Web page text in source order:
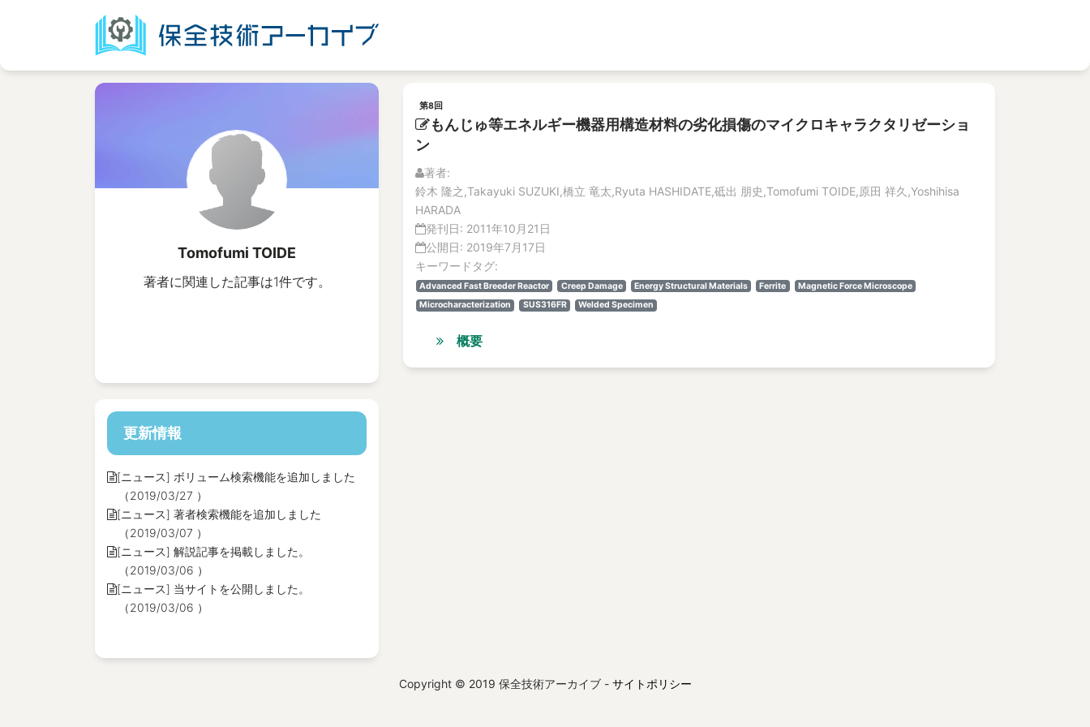
Tomofumi TOIDE
著者に関連した記事は1件です。
更新情報
[ニュース] ボリューム検索機能を追加しました
（2019/03/27 ）
[ニュース] 著者検索機能を追加しました
（2019/03/07 ）
[ニュース] 解説記事を掲載しました。
（2019/03/06 ）
[ニュース] 当サイトを公開しました。
（2019/03/06 ）
第8回
もんじゅ等エネルギー機器用構造材料の劣化損傷のマイクロキャラクタリゼーショ
ン
著者:
鈴木 隆之,Takayuki SUZUKI,橋立 竜太,Ryuta HASHIDATE,砥出 朋史,Tomofumi TOIDE,原田 祥久,Yoshihisa
HARADA
発刊日: 2011年10月21日
公開日: 2019年7月17日
キーワードタグ:
Advanced Fast Breeder Reactor Creep Damage Energy Structural Materials Ferrite
Magnetic Force Microscope
Microcharacterization
SUS316FR Welded Specimen
概要
Copyright © 2019 保全技術アーカイブ - サイトポリシー